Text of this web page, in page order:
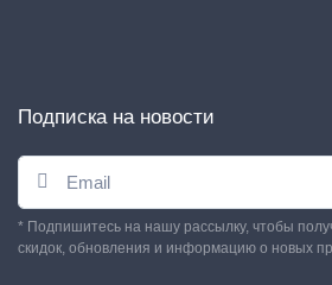
Подписка на новости
* Подпишитесь на нашу рассылку, чтобы
скидок, обновления и информацию о новых